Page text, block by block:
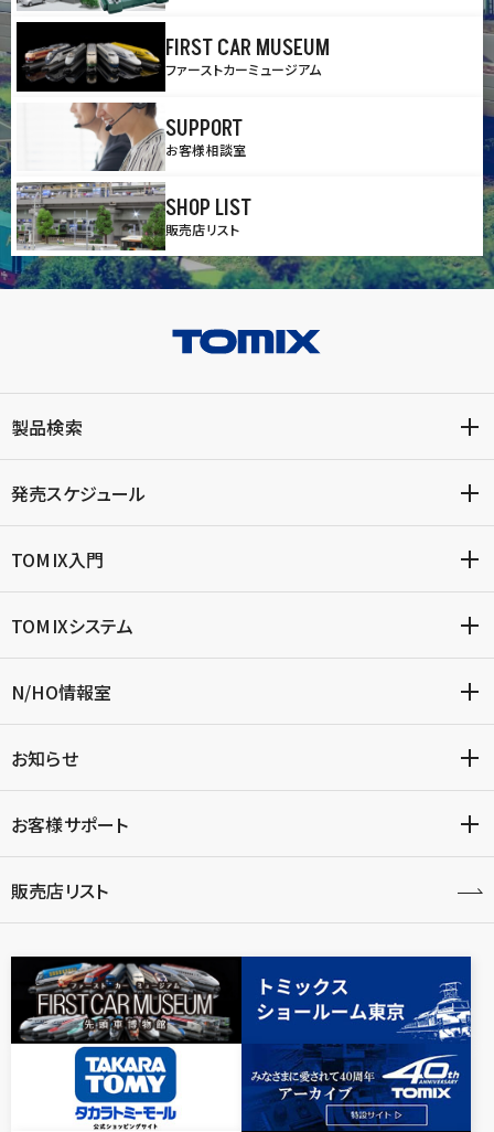
FIRST CAR MUSEUM
ファーストカーミュージアム
SUPPORT
お客様相談室
SHOP LIST
販売店リスト
製品検索
発売スケジュール
TOMIX入門
TOMIXシステム
N/HO情報室
お知らせ
お客様サポート
販売店リスト